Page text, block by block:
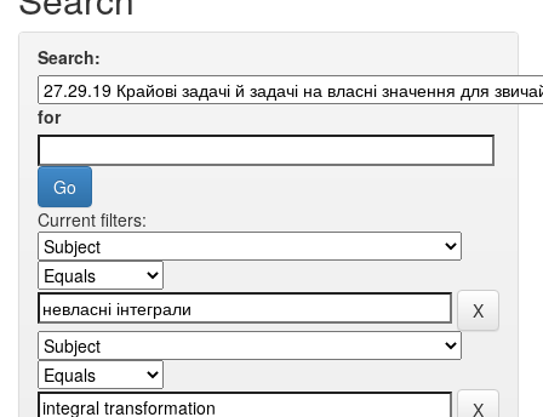
Search:
for
Current filters: